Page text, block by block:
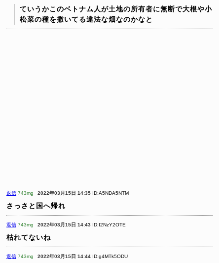
ていうかこのベトナム人が土地の所有者に無断で大根や小
松菜の種を撒いてる違法な畑なのかなと
返信 743mg 2022年03月15日 14:35 ID:A5NDA5NTM
さっさと国へ帰れ
返信 743mg 2022年03月15日 14:43 ID:I2NzY2OTE
枯れてないね
返信 743mg 2022年03月15日 14:44 ID:g4MTk5ODU